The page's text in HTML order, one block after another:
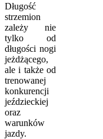
Długość
strzemion
zależy nie
tylko od
długości nogi
jeżdżącego,
ale i także od
trenowanej
konkurencji
jeździeckiej
oraz
warunków
jazdy.